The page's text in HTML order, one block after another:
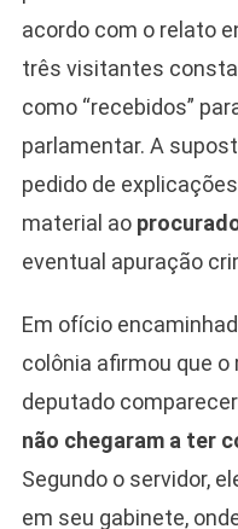
acordo com o relato
três visitantes
como “recebidos”
parlamentar. A
pedido de
material ao
eventual apuração
Em ofício
colônia afirmou que o
deputado
não chegaram a ter
Segundo o servidor,
em seu gabinete,